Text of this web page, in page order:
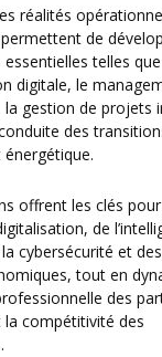
réalités
de
telles
digitale, le
gestion de projets
des
offrent les clés
de
cybersécurité et
tout en
des
compétitivité des